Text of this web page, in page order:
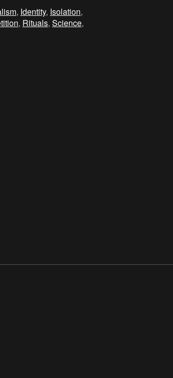
, Identity, Isolation,
, Rituals, Science,